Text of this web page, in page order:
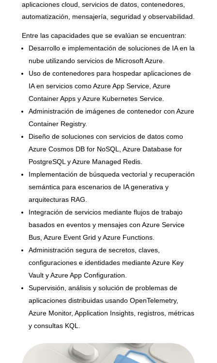
aplicaciones cloud, servicios de datos, contenedores,
automatización, mensajería, seguridad y observabilidad.
Entre las capacidades que se evalúan se encuentran:
Desarrollo e implementación de soluciones de IA en la
nube utilizando servicios de Microsoft Azure.
Uso de contenedores para hospedar aplicaciones de
IA en servicios como Azure App Service, Azure
Container Apps y Azure Kubernetes Service.
Administración de imágenes de contenedor con Azure
Container Registry.
Diseño de soluciones con servicios de datos como
Azure Cosmos DB for NoSQL, Azure Database for
PostgreSQL y Azure Managed Redis.
Implementación de búsqueda vectorial y recuperación
semántica para escenarios de IA generativa y
arquitecturas RAG.
Integración de servicios mediante flujos de trabajo
basados en eventos y mensajes con Azure Service
Bus, Azure Event Grid y Azure Functions.
Administración segura de secretos, claves,
configuraciones e identidades mediante Azure Key
Vault y Azure App Configuration.
Supervisión, análisis y solución de problemas de
aplicaciones distribuidas usando OpenTelemetry,
Azure Monitor, Application Insights, registros, métricas
y consultas KQL.